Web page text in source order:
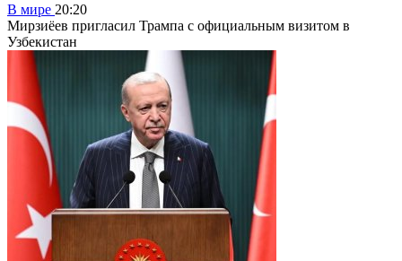
В мире 20:20
Мирзиёев пригласил Трампа с официальным визитом в
Узбекистан